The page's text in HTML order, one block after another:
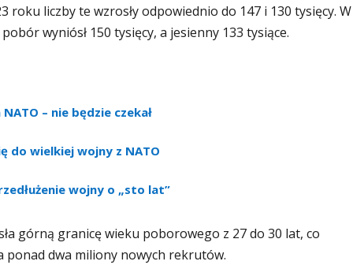
roku liczby te wzrosły odpowiednio do 147 i 130 tysięcy. W
wyniósł 150 tysięcy, a jesienny 133 tysiące.
– nie będzie czekał
do wielkiej wojny z NATO
wojny o „sto lat”
górną granicę wieku poborowego z 27 do 30 lat, co
ponad dwa miliony nowych rekrutów.